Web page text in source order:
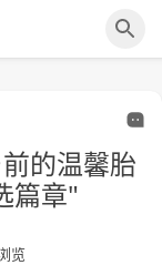
的温馨胎
篇章"
览